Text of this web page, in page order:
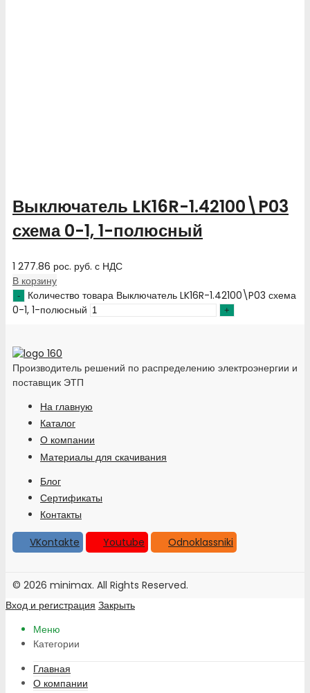
Выключатель LK16R-1.42100\P03
схема 0-1, 1-полюсный
1 277.86 рос. руб. с НДС
В корзину
Количество товара Выключатель LK16R-1.42100\P03 схема
0-1, 1-полюсный
Производитель решений по распределению электроэнергии и
поставщик ЭТП
На главную
Каталог
О компании
Материалы для скачивания
Блог
Сертификаты
Контакты
VKontakte
Youtube Odnoklassniki
© 2026 minimax. All Rights Reserved.
Вход и регистрация Закрыть
Меню
Категории
Главная
О компании